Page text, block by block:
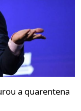
a quarentena